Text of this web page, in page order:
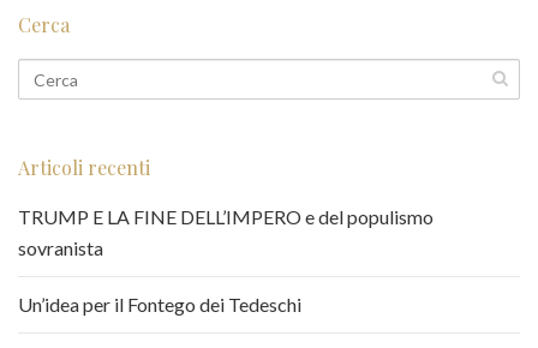
Cerca
Articoli recenti
TRUMP E LA FINE DELL’IMPERO e del populismo
sovranista
Un’idea per il Fontego dei Tedeschi